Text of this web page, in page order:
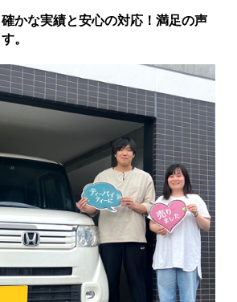
かな実績と安心の対応！満足の声
。